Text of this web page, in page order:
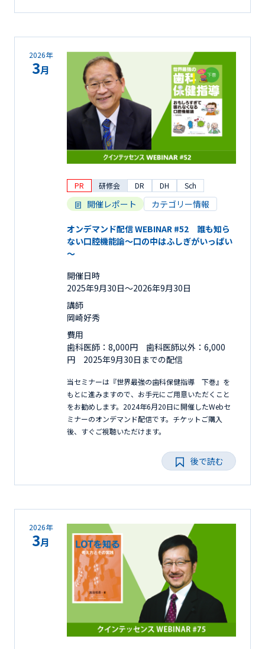
2026年
3月
PR 研修会 DR DH Sch
開催レポート カテゴリー情報
オンデマンド配信 WEBINAR #52 誰も知ら
ない口腔機能論～口の中はふしぎがいっぱい
～
開催日時
2025年9月30日〜2026年9月30日
講師
岡崎好秀
費用
歯科医師：8,000円 歯科医師以外：6,000
円 2025年9月30日までの配信
当セミナーは『世界最強の歯科保健指導 下巻』を
もとに進みますので、お手元にご用意いただくこと
をお勧めします。2024年6月20日に開催したWebセ
ミナーのオンデマンド配信です。チケットご購入
後、すぐご視聴いただけます。
後で読む
2026年
3月